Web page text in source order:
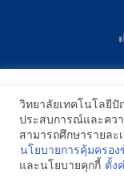
2021 All Rights
เราใช้คุกกี้เพื่อเพิ่มปร
เว็บไซต์ เมื่อคุณกดยอ
คุณได้โดยเฉพาะ และ
สามารถเลือกตั้งค่าคว
อ่านนโยบายคุกกี้เพิ่
วิทยาลัยเทคโนโลยี
ประสบการณ์และคว
สามารถศึกษารายละ
นโยบายการคุ้มครอง
และนโยบายคุกกี้ ตั้ง